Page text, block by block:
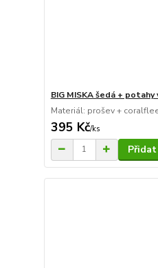
BIG MISKA šedá +
Materiál: prošev +
395 Kč/ks